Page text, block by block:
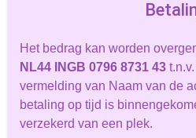
Het bedrag kan worden
NL44 INGB 0796 8731 43 t.n.v.
vermelding van Naam van de
betaling op tijd is
verzekerd van een plek.